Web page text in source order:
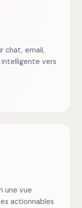
chat, email,
vers
une vue
actionnables